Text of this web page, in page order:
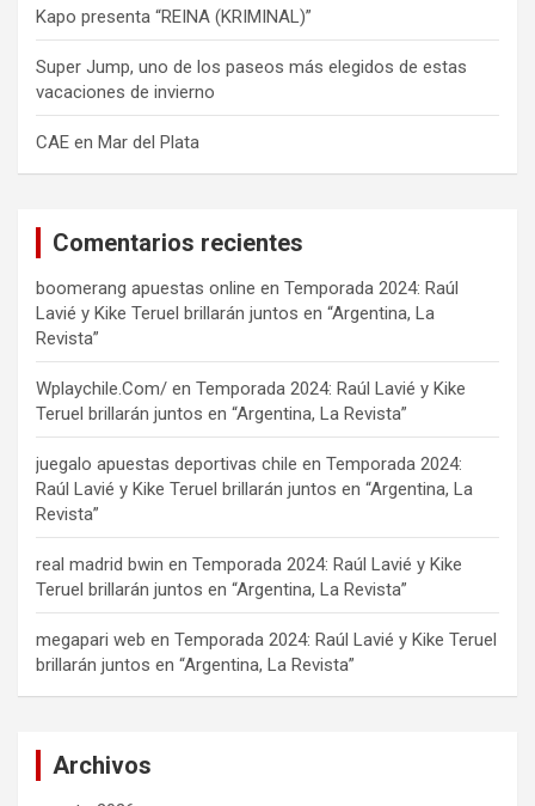
Kapo presenta “REINA (KRIMINAL)”
Super Jump, uno de los paseos más elegidos de estas
vacaciones de invierno
CAE en Mar del Plata
Comentarios recientes
boomerang apuestas online en Temporada 2024: Raúl
Lavié y Kike Teruel brillarán juntos en “Argentina, La
Revista”
Wplaychile.Com/ en Temporada 2024: Raúl Lavié y Kike
Teruel brillarán juntos en “Argentina, La Revista”
juegalo apuestas deportivas chile en Temporada 2024:
Raúl Lavié y Kike Teruel brillarán juntos en “Argentina, La
Revista”
real madrid bwin en Temporada 2024: Raúl Lavié y Kike
Teruel brillarán juntos en “Argentina, La Revista”
megapari web en Temporada 2024: Raúl Lavié y Kike Teruel
brillarán juntos en “Argentina, La Revista”
Archivos